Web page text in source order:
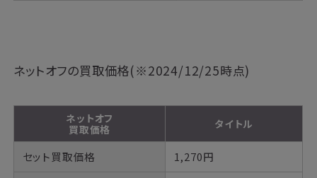
ネットオフの買取価格(※2024/12/25時点)
ネットオフ
買取価格
タイトル
セット買取価格 1,270円